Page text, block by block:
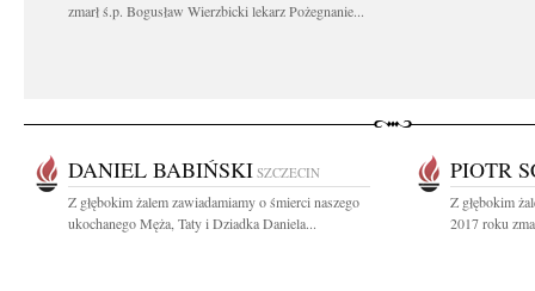
zmarł ś.p. Bogusław Wierzbicki lekarz Pożegnanie...
DANIEL BABIŃSKI SZCZECIN
Z głębokim żalem zawiadamiamy o śmierci naszego
ukochanego Męża, Taty i Dziadka Daniela...
PIOTR
Z głębokim
2017 roku